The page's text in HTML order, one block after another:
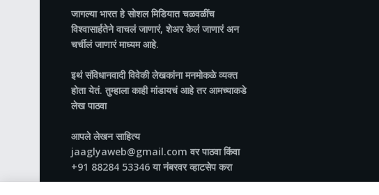
जागल्या भारतहे सोशल मिडियात चळवळींच
विश्वासार्हतेने वाचलं जाणारं, शेअर केलं जाणारं अन
चर्चीलं जाणारं माध्यम आहे.
इथं संविधानवादी विवेकी लेखकांना मनमोकळे व्यक्त
होता येतं. तुम्हाला काही मांडायचं आहे तर आमच्याकडे
लेख पाठवा
आपले लेखन साहित्य
jaaglyaweb@gmail.com वर पाठवा किंवा
+91 88284 53346 या नंबरवर व्हाटसेप करा